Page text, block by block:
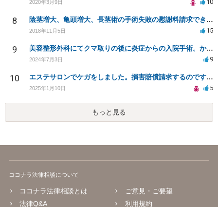
2020年3月9日 10
8 陰茎増大、亀頭増大、長茎術の手術失敗の慰謝料請求できますか？
2018年11月5日 15
9 美容整形外科にてクマ取りの後に炎症からの入院手術。かかった費用を負担して欲しい。
2024年7月3日 9
10 エステサロンでケガをしました。損害賠償請求するのですが相場がわかりません。
2025年1月10日 5
もっと見る
ココナラ法律相談について
ココナラ法律相談とは
法律Q&A
ご意見・ご要望
利用規約